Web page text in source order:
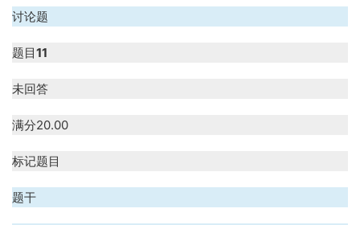
讨论题
题目11
未回答
满分20.00
标记题目
题干